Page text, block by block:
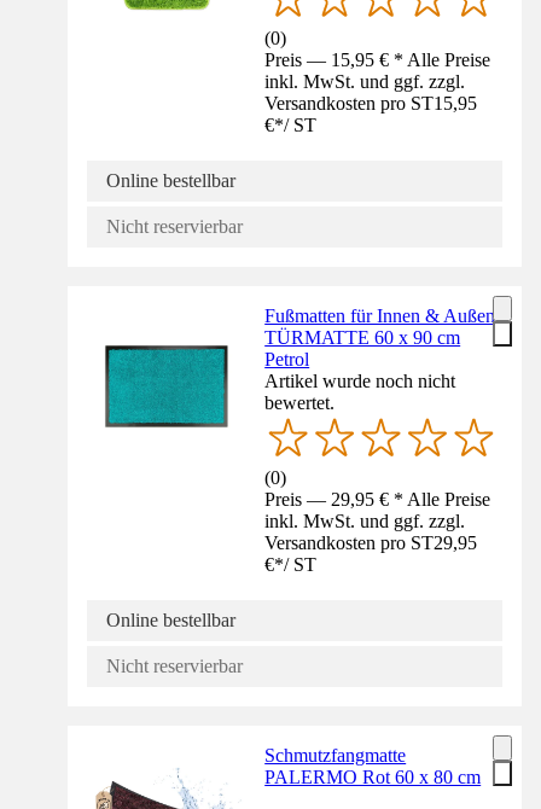
(0)
Preis — 15,95 € * Alle Preise
inkl. MwSt. und ggf. zzgl.
Versandkosten pro ST15,95
€*/ ST
Online bestellbar
Nicht reservierbar
Fußmatten für Innen & Außen
TÜRMATTE 60 x 90 cm
Petrol
Artikel wurde noch nicht
bewertet.
(0)
Preis — 29,95 € * Alle Preise
inkl. MwSt. und ggf. zzgl.
Versandkosten pro ST29,95
€*/ ST
Online bestellbar
Nicht reservierbar
Schmutzfangmatte
PALERMO Rot 60 x 80 cm